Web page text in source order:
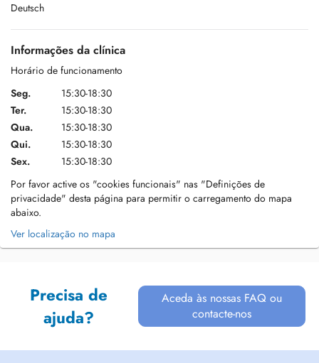
Deutsch
Informações da clínica
Horário de funcionamento
Seg.
15:30-18:30
Ter.
15:30-18:30
Qua.
15:30-18:30
Qui.
15:30-18:30
Sex.
15:30-18:30
Por favor active os "cookies funcionais" nas "Definições de
privacidade" desta página para permitir o carregamento do mapa
abaixo.
Ver localização no mapa
Precisa de
ajuda?
Aceda às nossas FAQ ou
contacte-nos